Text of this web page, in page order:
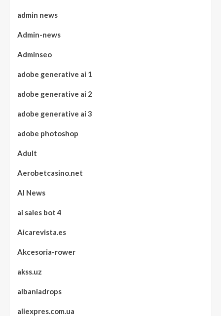
admin news
Admin-news
Adminseo
adobe generative ai 1
adobe generative ai 2
adobe generative ai 3
adobe photoshop
Adult
Aerobetcasino.net
AI News
ai sales bot 4
Aicarevista.es
Akcesoria-rower
akss.uz
albaniadrops
aliexpres.com.ua